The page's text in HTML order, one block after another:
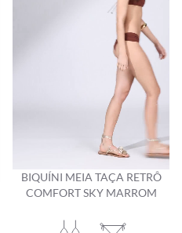
BIQUÍNI MEIA TAÇA RETRÔ
COMFORT SKY MARROM